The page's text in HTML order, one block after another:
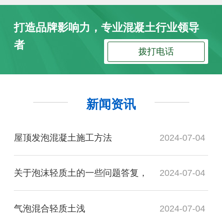
打造品牌影响力，专业混凝土行业领导
者
拨打电话
新闻资讯
屋顶发泡混凝土施工方法 2024-07-04
关于泡沫轻质土的一些问题答复， 2024-07-04
气泡混合轻质土​浅 2024-07-04